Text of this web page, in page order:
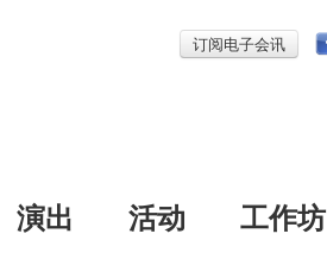
订阅电子会讯
演出 活动
工作坊